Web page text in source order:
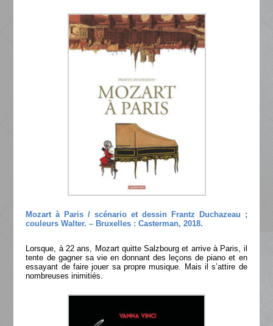
Mozart à Paris / scénario et dessin Frantz Duchazeau ;
couleurs Walter. – Bruxelles : Casterman, 2018.
Lorsque, à 22 ans, Mozart quitte Salzbourg et arrive à Paris, il
tente de gagner sa vie en donnant des leçons de piano et en
essayant de faire jouer sa propre musique. Mais il s’attire de
nombreuses inimitiés.